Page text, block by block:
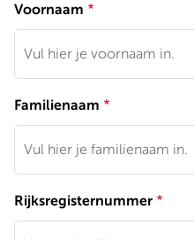
Voornaam
Familienaam
Rijksregisternummer